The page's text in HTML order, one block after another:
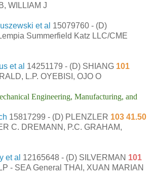
WILLIAM J
et al 15079760 - (D)
Summerfield Katz LLC/CME
et al 14251179 - (D) SHIANG 101
L.P. OYEBISI, OJO O
Engineering, Manufacturing, and
15817299 - (D) PLENZLER 103 41.50
C. DREMANN, P.C. GRAHAM,
et al 12165648 - (D) SILVERMAN 101
- SEA General THAI, XUAN MARIAN